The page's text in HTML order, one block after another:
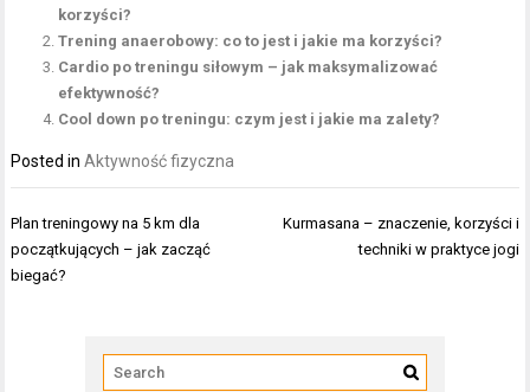
korzyści?
Trening anaerobowy: co to jest i jakie ma korzyści?
Cardio po treningu siłowym – jak maksymalizować
efektywność?
Cool down po treningu: czym jest i jakie ma zalety?
Posted inAktywność fizyczna
Nawigacja
wpisu
Plan treningowy na 5 km dla
początkujących – jak zacząć
biegać?
Kurmasana – znaczenie, korzyści i
techniki w praktyce jogi